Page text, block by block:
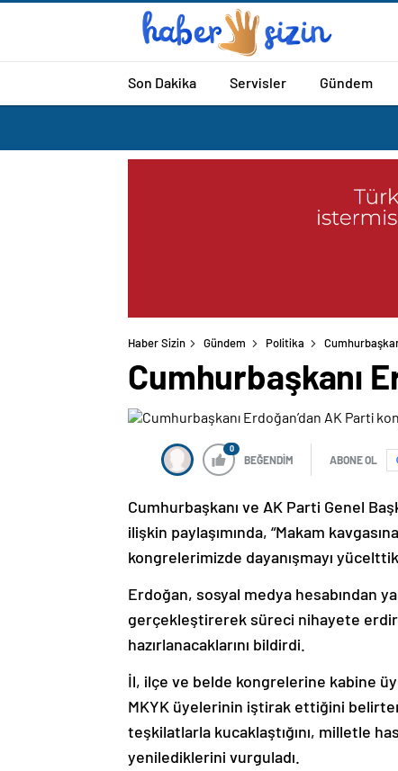
Son Dakika Servisler Gündem
Haber Sizin Gündem Politika
Cumhurbaşkanı
0
BEĞENDİM ABONE OL
Cumhurbaşkanı ve AK Parti Genel
ilişkin paylaşımında, “Makam
kongrelerimizde dayanışmayı
Erdoğan, sosyal medya hesabından
gerçekleştirerek süreci nihayete
hazırlanacaklarını bildirdi.
İl, ilçe ve belde kongrelerine kabine
MKYK üyelerinin iştirak ettiğini
teşkilatlarla kucaklaştığını, milletle
yenilediklerini vurguladı.